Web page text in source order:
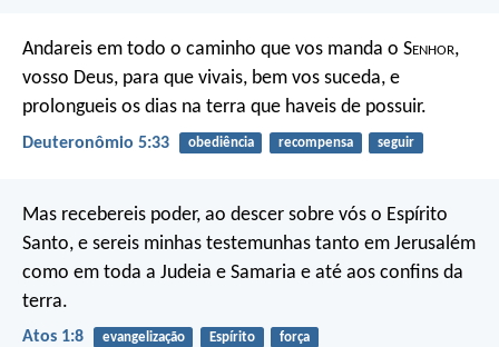
Andareis em todo o caminho que vos manda o Senhor,
vosso Deus, para que vivais, bem vos suceda, e
prolongueis os dias na terra que haveis de possuir.
Deuteronômio 5:33 obediência recompensa seguir
Mas recebereis poder, ao descer sobre vós o Espírito
Santo, e sereis minhas testemunhas tanto em Jerusalém
como em toda a Judeia e Samaria e até aos confins da
terra.
Atos 1:8 evangelização Espírito força